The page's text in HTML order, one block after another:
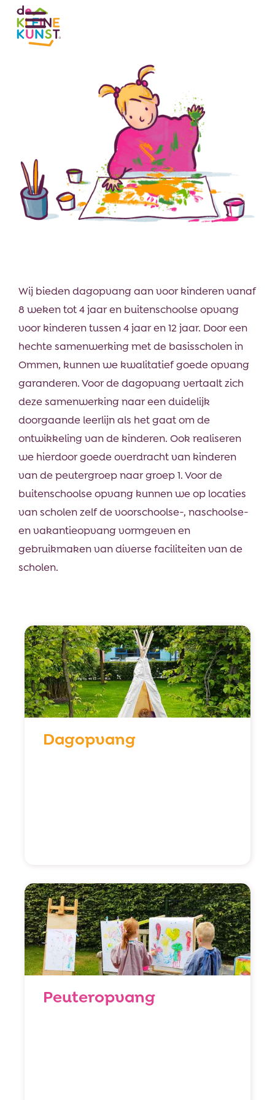
Wij bieden dagopvang aan voor kinderen vanaf
8 weken tot 4 jaar en buitenschoolse opvang
voor kinderen tussen 4 jaar en 12 jaar. Door een
hechte samenwerking met de basisscholen in
Ommen, kunnen we kwalitatief goede opvang
garanderen. Voor de dagopvang vertaalt zich
deze samenwerking naar een duidelijk
doorgaande leerlijn als het gaat om de
ontwikkeling van de kinderen. Ook realiseren
we hierdoor goede overdracht van kinderen
van de peutergroep naar groep 1. Voor de
buitenschoolse opvang kunnen we op locaties
van scholen zelf de voorschoolse-, naschoolse-
en vakantieopvang vormgeven en
gebruikmaken van diverse faciliteiten van de
scholen.
Dagopvang
Peuteropvang